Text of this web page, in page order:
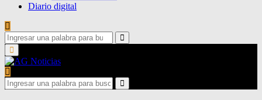
Diario digital
Search
for:
Search
Primary
Menu
Search
for:
Search